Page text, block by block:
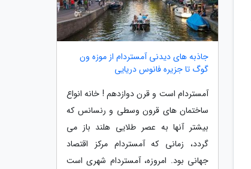
جاذبه های دیدنی آمستردام از موزه ون
گوگ تا جزیره فانوس دریایی
آمستردام است و قرن دوازدهم ! خانه انواع
ساختمان های قرون وسطی و رنسانس که
بیشتر آنها به عصر طلایی هلند باز می
گردد، زمانی که آمستردام مرکز اقتصاد
جهانی بود. امروزه، آمستردام شهری است